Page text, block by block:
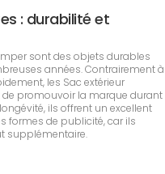
: durabilité et
sont des objets durables
années. Contrairement à
les Sac extérieur
de promouvoir la marque durant
ils offrent un excellent
formes de publicité, car ils
supplémentaire.